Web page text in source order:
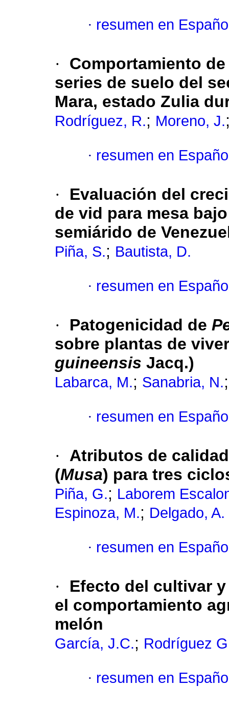
· resumen en
·
Comportamiento
series de suelo del
Mara, estado Zulia
Rodríguez, R.; Moreno, J.
· resumen en
·
Evaluación del
de vid para mesa
semiárido de
Piña, S.; Bautista, D.
· resumen en
· Patogenicidad de
sobre plantas de
guineensis Jacq.)
Labarca, M.; Sanabria, N.
· resumen en
·
Atributos de
(Musa) para tres
Piña, G.; Laborem
Espinoza, M.; Delgado, A.
· resumen en
·
Efecto del cultivar
el comportamiento
melón
García, J.C.; Rodríguez
· resumen en